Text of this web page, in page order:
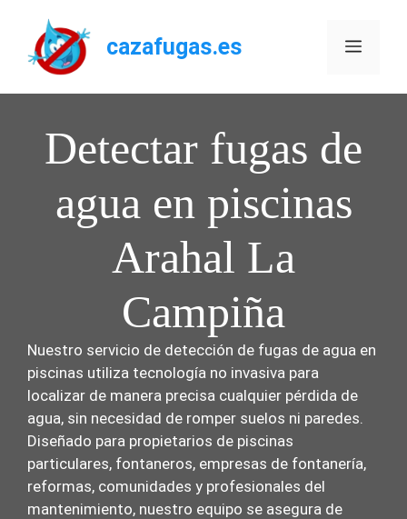
contenido
cazafugas.es Menú
Detectar fugas de
agua en piscinas
Arahal La
Campiña
Nuestro servicio de detección de fugas de agua en
piscinas utiliza tecnología no invasiva para
localizar de manera precisa cualquier pérdida de
agua, sin necesidad de romper suelos ni paredes.
Diseñado para propietarios de piscinas
particulares, fontaneros, empresas de fontanería,
reformas, comunidades y profesionales del
mantenimiento, nuestro equipo se asegura de